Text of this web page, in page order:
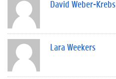
David Weber-Krebs
Lara Weekers